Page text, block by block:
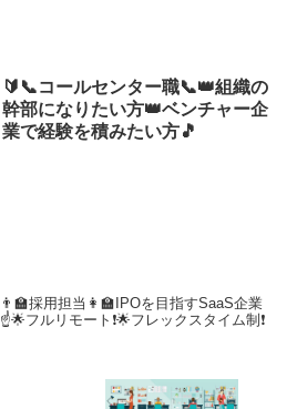
🔰📞コールセンター職📞👑組織の
幹部になりたい方👑ベンチャー企
業で経験を積みたい方🎵
👨‍🏫採用担当👩‍🏫IPOを目指すSaaS企業
☝️🌟フルリモート❗🌟フレックスタイム制❗